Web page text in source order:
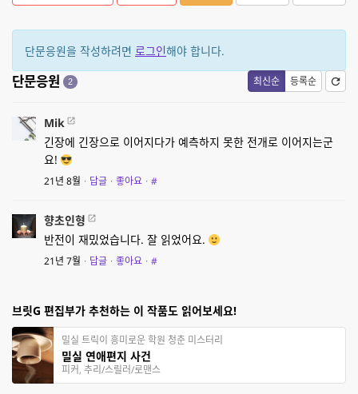
단문응원을 작성하려면 로그인해야 합니다.
최신순 등록순
단문응원 2
Mik
긴장에 긴장으로 이어지다가 예측하지 못한 전개로 이어지는군
요!
21년 8월 · 답글 · 좋아요 · #
향초인형
반전이 재밌었습니다. 잘 읽었어요.
21년 7월 · 답글 · 좋아요 · #
브릿G 편집부가 추천하는 이 작품도 읽어보세요!
밀실 트릭이 흥미로운 학원 청춘 미스터리
밀실 연애편지 사건
피커, 추리/스릴러/로맨스